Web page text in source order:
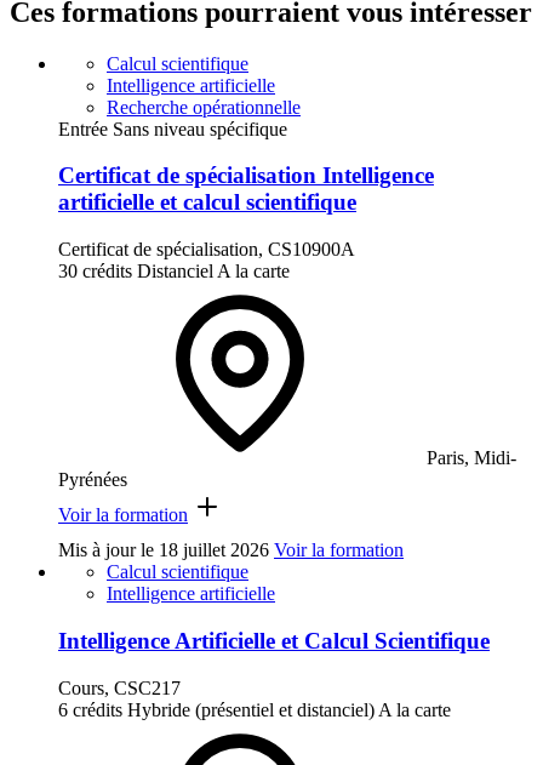
Ces formations pourraient vous intéresser
Calcul scientifique
Intelligence artificielle
Recherche opérationnelle
Entrée Sans niveau spécifique
Certificat de spécialisation Intelligence
artificielle et calcul scientifique
Certificat de spécialisation, CS10900A
30 crédits Distanciel A la carte
Paris, Midi-
Pyrénées
Voir la formation
Mis à jour le 18 juillet 2026 Voir la formation
Calcul scientifique
Intelligence artificielle
Intelligence Artificielle et Calcul Scientifique
Cours, CSC217
6 crédits Hybride (présentiel et distanciel) A la carte